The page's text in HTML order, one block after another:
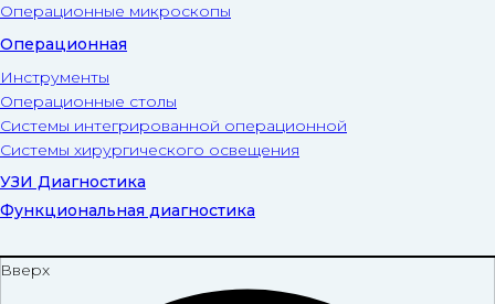
Операционные микроскопы
Операционная
Инструменты
Операционные столы
Системы интегрированной операционной
Системы хирургического освещения
УЗИ Диагностика
Функциональная диагностика
Вверх